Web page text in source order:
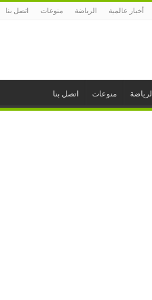
أخبار عالمية الرياضة منوعات اتصل بنا
الرياضة منوعات اتصل بنا